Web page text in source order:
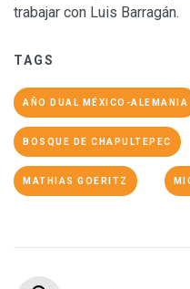
trabajar con Luis Barragán.
TAGS
AÑO DUAL MÉXICO-ALEMANIA
BOSQUE DE CHAPULTEPEC
MATHIAS GOERITZ